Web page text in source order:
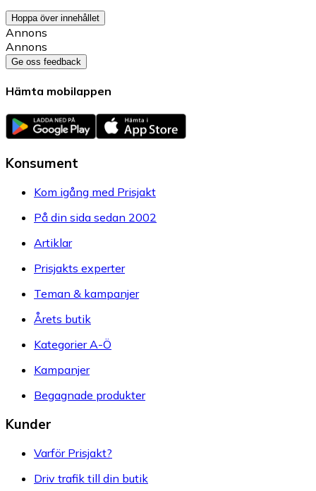
Hoppa över innehållet
Annons
Annons
Ge oss feedback
Hämta mobilappen
Konsument
Kom igång med Prisjakt
På din sida sedan 2002
Artiklar
Prisjakts experter
Teman & kampanjer
Årets butik
Kategorier A-Ö
Kampanjer
Begagnade produkter
Kunder
Varför Prisjakt?
Driv trafik till din butik